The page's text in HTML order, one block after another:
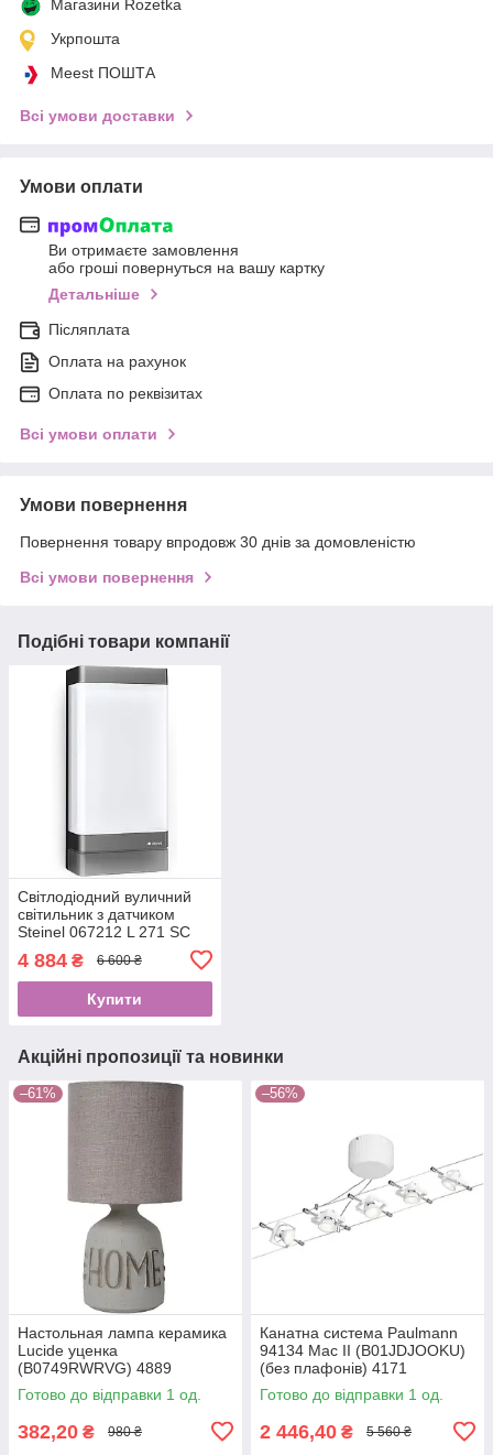
Магазини Rozetka
Укрпошта
Meest ПОШТА
Всі умови доставки
Умови оплати
Ви отримаєте замовлення
або гроші повернуться на вашу картку
Детальніше
Післяплата
Оплата на рахунок
Оплата по реквізитах
Всі умови оплати
Умови повернення
Повернення товару впродовж 30 днів за домовленістю
Всі умови повернення
Подібні товари компанії
Світлодіодний вуличний
світильник з датчиком
Steinel 067212 L 271 SC
(B0BJK3W6WL) 4177
4 884 ₴ 6 600 ₴
Купити
Акційні пропозиції та новинки
–61%
Настольная лампа керамика
Lucide уценка
(B0749RWRVG) 4889
Готово до відправки 1 од.
382,20 ₴ 980 ₴
–56%
Канатна система Paulmann
94134 Mac II (B01JDJOOKU)
(без плафонів) 4171
Готово до відправки 1 од.
2 446,40 ₴ 5 560 ₴